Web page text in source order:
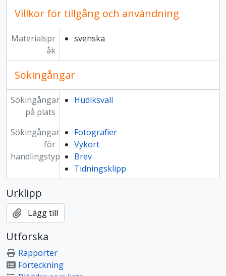
Villkor för tillgång och användning
Materialspr
åk
svenska
Sökingångar
Sökingångar
på plats
Hudiksvall
Sökingångar
för
handlingstyp
Fotografier
Vykort
Brev
Tidningsklipp
Urklipp
Lägg till
Utforska
Rapporter
Förteckning